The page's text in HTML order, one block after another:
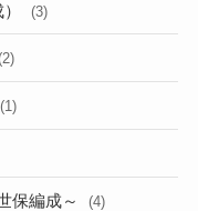
(3)
(1)
保編成～ (4)